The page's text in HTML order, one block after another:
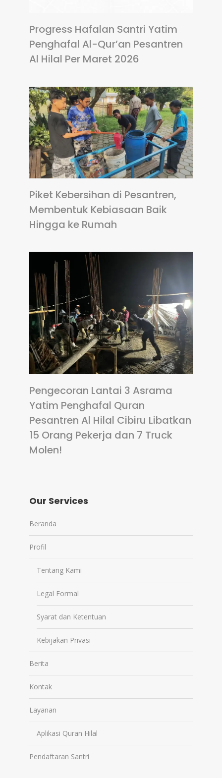
Progress Hafalan Santri Yatim
Penghafal Al-Qur’an Pesantren
Al Hilal Per Maret 2026
Piket Kebersihan di Pesantren,
Membentuk Kebiasaan Baik
Hingga ke Rumah
Pengecoran Lantai 3 Asrama
Yatim Penghafal Quran
Pesantren Al Hilal Cibiru Libatkan
15 Orang Pekerja dan 7 Truck
Molen!
Our Services
Beranda
Profil
Tentang Kami
Legal Formal
Syarat dan Ketentuan
Kebijakan Privasi
Berita
Kontak
Layanan
Aplikasi Quran Hilal
Pendaftaran Santri